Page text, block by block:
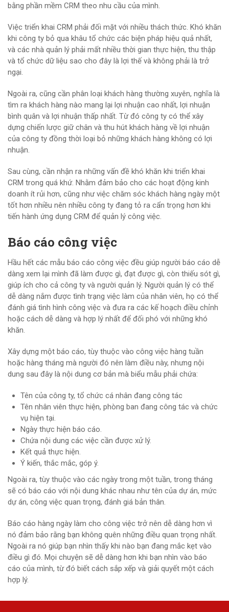
bằng phần mềm CRM theo nhu cầu của mình.
Việc triển khai CRM phải đối mặt với nhiều thách thức. Khó khăn
khi công ty bỏ qua khâu tổ chức các biện pháp hiệu quả nhất,
và các nhà quản lý phải mất nhiều thời gian thực hiện, thu thập
và tổ chức dữ liệu sao cho đây là lợi thế và không phải là trở
ngại.
Ngoài ra, cũng cần phân loại khách hàng thường xuyên, nghĩa là
tìm ra khách hàng nào mang lại lợi nhuận cao nhất, lợi nhuận
bình quân và lợi nhuận thấp nhất. Từ đó công ty có thể xây
dựng chiến lược giữ chân và thu hút khách hàng về lợi nhuận
của công ty đồng thời loại bỏ những khách hàng không có lợi
nhuận.
Sau cùng, cần nhận ra những vấn đề khó khăn khi triển khai
CRM trong quá khứ. Nhằm đảm bảo cho các hoạt động kinh
doanh ít rủi hơn, cũng như việc chăm sóc khách hàng ngày một
tốt hơn nhiều nên nhiều công ty đang tỏ ra cẩn trọng hơn khi
tiến hành ứng dụng CRM để quản lý công việc.
Báo cáo công việc
Hầu hết các mẫu báo cáo công việc đều giúp người báo cáo dễ
dàng xem lại mình đã làm được gì, đạt được gì, còn thiếu sót gì,
giúp ích cho cả công ty và người quản lý. Người quản lý có thể
dễ dàng nắm được tình trạng việc làm của nhân viên, họ có thể
đánh giá tình hình công việc và đưa ra các kế hoạch điều chỉnh
hoặc cách dễ dàng và hợp lý nhất để đối phó với những khó
khăn.
Xây dựng một báo cáo, tùy thuộc vào công việc hàng tuần
hoặc hàng tháng mà người đó nên làm điều này, nhưng nội
dung sau đây là nội dung cơ bản mà biểu mẫu phải chứa:
Tên của công ty, tổ chức cá nhân đang công tác
Tên nhân viên thực hiện, phòng ban đang công tác và chức
vụ hiện tại.
Ngày thực hiện báo cáo.
Chứa nội dung các việc cần được xử lý.
Kết quả thực hiện.
Ý kiến, thắc mắc, góp ý.
Ngoài ra, tùy thuộc vào các ngày trong một tuần, trong tháng
sẽ có báo cáo với nội dung khác nhau như tên của dự án, mức
dự án, công việc quan trọng, đánh giá bản thân.
Báo cáo hàng ngày làm cho công việc trở nên dễ dàng hơn vì
nó đảm bảo rằng bạn không quên những điều quan trọng nhất.
Ngoài ra nó giúp bạn nhìn thấy khi nào bạn đang mắc kẹt vào
điều gì đó. Mọi chuyện sẽ dễ dàng hơn khi bạn nhìn vào báo
cáo của mình, từ đó biết cách sắp xếp và giải quyết một cách
hợp lý.